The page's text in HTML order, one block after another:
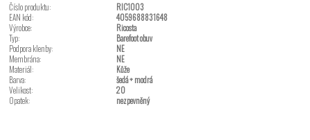
Číslo produktu:
RIC1003
EAN kód:
4059688831648
Výrobce:
Ricosta
Typ:
Barefoot obuv
Podpora klenby:
NE
Membrána:
NE
Materiál:
Kůže
Barva:
šedá + modrá
Velikost:
20
Opatek:
nezpevněný